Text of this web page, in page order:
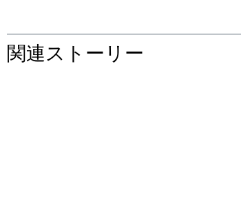
関連ストーリー